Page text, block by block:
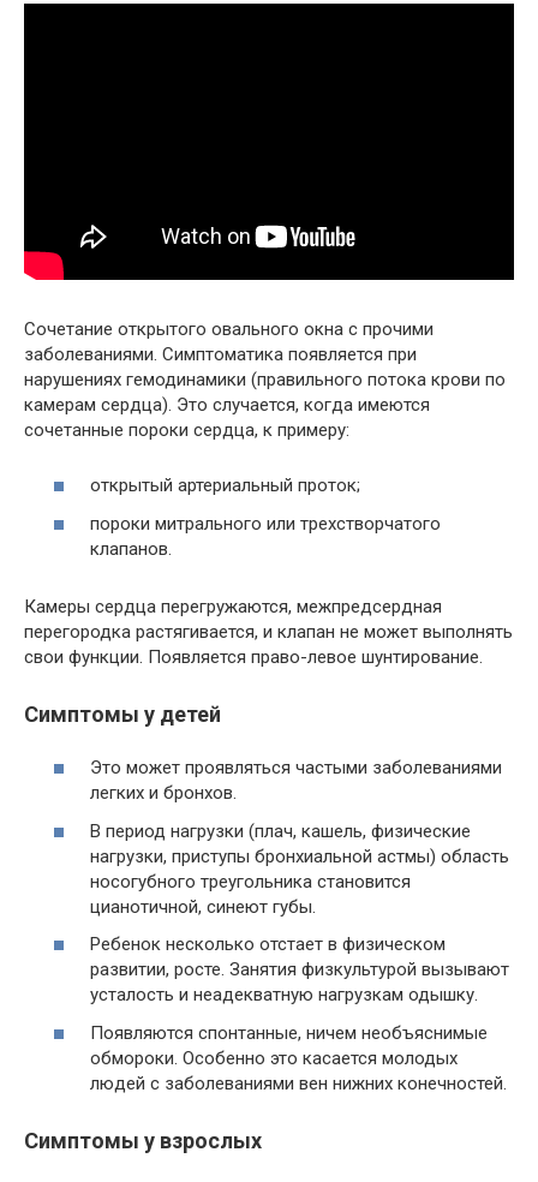
Сочетание открытого овального окна с прочими
заболеваниями. Симптоматика появляется при
нарушениях гемодинамики (правильного потока крови по
камерам сердца). Это случается, когда имеются
сочетанные пороки сердца, к примеру:
открытый артериальный проток;
пороки митрального или трехстворчатого
клапанов.
Камеры сердца перегружаются, межпредсердная
перегородка растягивается, и клапан не может выполнять
свои функции. Появляется право-левое шунтирование.
Симптомы у детей
Это может проявляться частыми заболеваниями
легких и бронхов.
В период нагрузки (плач, кашель, физические
нагрузки, приступы бронхиальной астмы) область
носогубного треугольника становится
цианотичной, синеют губы.
Ребенок несколько отстает в физическом
развитии, росте. Занятия физкультурой вызывают
усталость и неадекватную нагрузкам одышку.
Появляются спонтанные, ничем необъяснимые
обмороки. Особенно это касается молодых
людей с заболеваниями вен нижних конечностей.
Симптомы у взрослых